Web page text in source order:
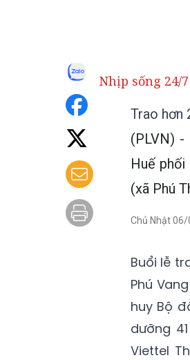
Nhịp sống 24/7
Trao hơn
(PLVN)
Huế
(xã Phú
Chủ Nhật
Buổi lễ
Phú
huy Bộ
dưỡng
Viettel